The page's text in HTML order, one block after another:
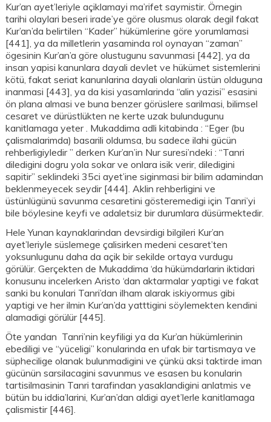
Kur’an ayet’leriyle açiklamayi ma’rifet saymistir. Örnegin
tarihi olaylari beseri irade’ye göre olusmus olarak degil fakat
Kur’an’da belirtilen “Kader” hükümlerine göre yorumlamasi
[441], ya da milletlerin yasaminda rol oynayan “zaman”
ögesinin Kur’an’a göre olustugunu savunmasi [442], ya da
insan yapisi kanunlara dayali devlet ve hükümet sistemlerini
kötü, fakat seriat kanunlarina dayali olanlarin üstün olduguna
inanmasi [443], ya da kisi yasamlarinda “alin yazisi” esasini
ön plana almasi ve buna benzer görüslere sarilmasi, bilimsel
cesaret ve dürüstlükten ne kerte uzak bulundugunu
kanitlamaga yeter . Mukaddima adli kitabinda : “Eger (bu
çalismalarimda) basarili oldumsa, bu sadece ilahi gücün
rehberligiyledir ” derken Kur’an’in Nur suresi’ndeki : “Tanri
diledigini dogru yola sokar ve onlara isik verir, diledigini
sapitir” seklindeki 35ci ayet’ine siginmasi bir bilim adamindan
beklenmeyecek seydir [444]. Aklin rehberligini ve
üstünlügünü savunma cesaretini gösteremedigi için Tanri’yi
bile böylesine keyfi ve adaletsiz bir durumlara düsürmektedir.
Hele Yunan kaynaklarindan devsirdigi bilgileri Kur’an
ayet’leriyle süslemege çalisirken medeni cesaret’ten
yoksunlugunu daha da açik bir sekilde ortaya vurdugu
görülür. Gerçekten de Mukaddima ‘da hükümdarlarin iktidari
konusunu incelerken Aristo ‘dan aktarmalar yaptigi ve fakat
sanki bu konulari Tanri’dan ilham alarak iskiyormus gibi
yaptigi ve her ilmin Kur’an’da yatttigini söylemekten kendini
alamadigi görülür [445].
Öte yandan Tanri’nin keyfiligi ya da Kur’an hükümlerinin
ebediligi ve “yüceligi” konularinda en ufak bir tartismaya ve
süphecilige olanak bulunmadigini ve çünkü aksi taktirde iman
gücünün sarsilacagini savunmus ve esasen bu konularin
tartisilmasinin Tanri tarafindan yasaklandigini anlatmis ve
bütün bu iddia’larini, Kur’an’dan aldigi ayet’lerle kanitlamaga
çalismistir [446].